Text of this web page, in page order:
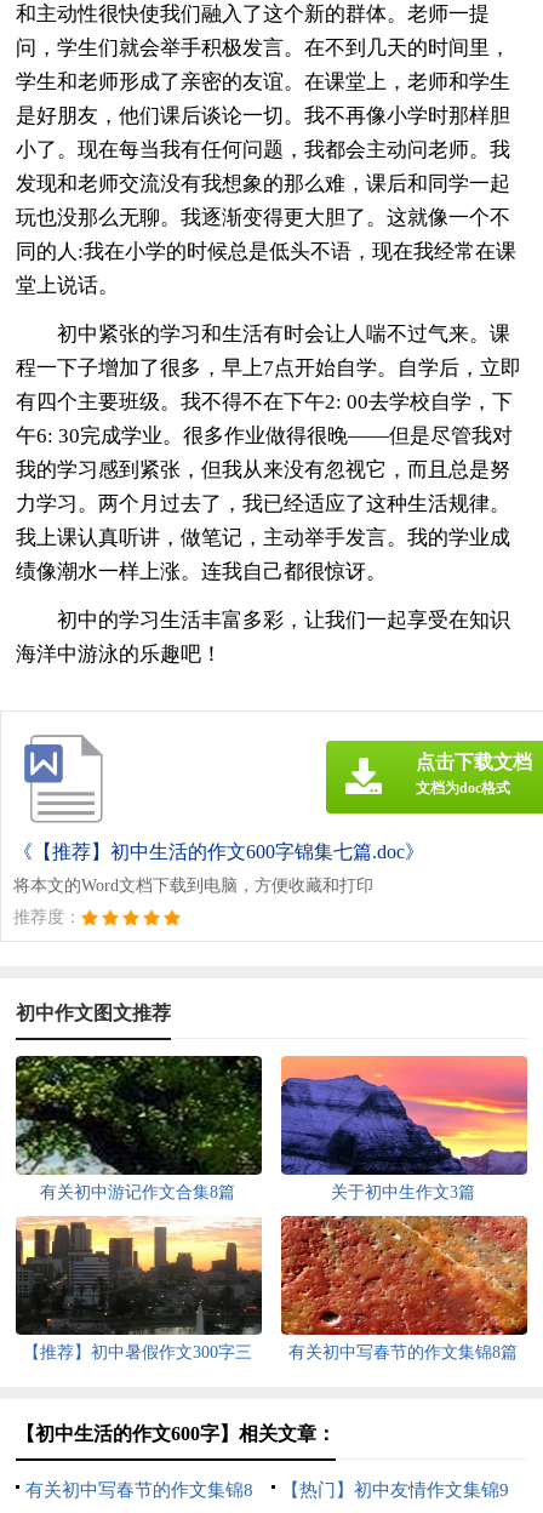
和主动性很快使我们融入了这个新的群体。老师一提
问，学生们就会举手积极发言。在不到几天的时间里，
学生和老师形成了亲密的友谊。在课堂上，老师和学生
是好朋友，他们课后谈论一切。我不再像小学时那样胆
小了。现在每当我有任何问题，我都会主动问老师。我
发现和老师交流没有我想象的那么难，课后和同学一起
玩也没那么无聊。我逐渐变得更大胆了。这就像一个不
同的人:我在小学的时候总是低头不语，现在我经常在课
堂上说话。
初中紧张的学习和生活有时会让人喘不过气来。课
程一下子增加了很多，早上7点开始自学。自学后，立即
有四个主要班级。我不得不在下午2: 00去学校自学，下
午6: 30完成学业。很多作业做得很晚——但是尽管我对
我的学习感到紧张，但我从来没有忽视它，而且总是努
力学习。两个月过去了，我已经适应了这种生活规律。
我上课认真听讲，做笔记，主动举手发言。我的学业成
绩像潮水一样上涨。连我自己都很惊讶。
初中的学习生活丰富多彩，让我们一起享受在知识
海洋中游泳的乐趣吧！
《【推荐】初中生活的作文600字锦集七篇.doc》
将本文的Word文档下载到电脑，方便收藏和打印
推荐度：
点击下载文档
文档为doc格式
初中作文图文推荐
有关初中游记作文合集8篇 关于初中生作文3篇
【推荐】初中暑假作文300字三
有关初中写春节的作文集锦8篇
【初中生活的作文600字】相关文章：
有关初中写春节的作文集锦8 【热门】初中友情作文集锦9